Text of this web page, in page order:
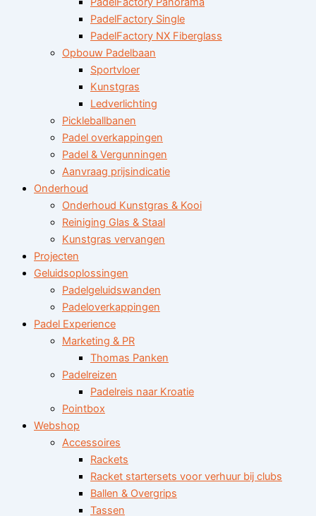
PadelFactory Single
PadelFactory NX Fiberglass
Opbouw Padelbaan
Sportvloer
Kunstgras
Ledverlichting
Pickleballbanen
Padel overkappingen
Padel & Vergunningen
Aanvraag prijsindicatie
Onderhoud
Onderhoud Kunstgras & Kooi
Reiniging Glas & Staal
Kunstgras vervangen
Projecten
Geluidsoplossingen
Padelgeluidswanden
Padeloverkappingen
Padel Experience
Marketing & PR
Thomas Panken
Padelreizen
Padelreis naar Kroatie
Pointbox
Webshop
Accessoires
Rackets
Racket startersets voor verhuur bij clubs
Ballen & Overgrips
Tassen